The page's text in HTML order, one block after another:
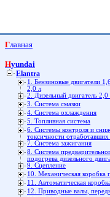
Главная
Hyundai
Elantra
1. Бензиновые двигатели
2,0 л
2. Дизельный двигатель 2,0
3. Система смазки
4. Система охлаждения
5. Топливная система
6. Системы контроля и
токсичности отработавших
7. Система зажигания
8. Система
подогрева дизельного
9. Сцепление
10. Механическая коробка
11. Автоматическая
12. Приводные валы,